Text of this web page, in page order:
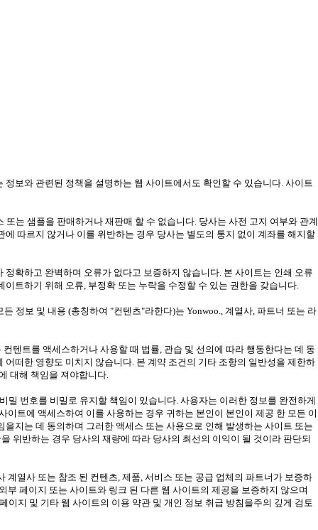
보와 관련된 정책을 설명하는 웹 사이트에서도 확인할 수 있습니다. 사이트
는 샘플을 판매하거나 재판매 할 수 없습니다. 당사는 사전 고지 여부와 관계
따르지 않거나 이를 위반하는 경우 당사는 별도의 통지 없이 계좌를 해지할
확하고 완벽하며 오류가 없다고 보증하지 않습니다. 본 사이트는 인쇄 오류
트하기 위해 오류, 부정확 또는 누락을 수정할 수 있는 권한을 갖습니다.
정보 및 내용 (총칭하여 "컨텐츠"라한다)는 Yonwoo., 계열사, 파트너 또는 라
텐트를 액세스하거나 사용할 때 법률, 관습 및 선의에 따라 행동한다는 데 동
떠한 영향도 미치지 않습니다. 본 계약 조건의 기타 조항의 일반성을 제한하
대해 책임을 져야합니다.
번호를 비밀로 유지할 책임이 있습니다. 사용자는 이러한 정보를 완전하게
트에 액세스하여 이를 사용하는 경우 귀하는 본인이 본인이 제공 한 모든 이
지는 데 동의하며 그러한 액세스 또는 사용으로 인해 발생하는 사이트 또는
위반하는 경우 당사의 재량에 따라 당사의 최선의 이익이 될 것이라 판단되
열사 또는 참조 된 컨텐츠, 제품, 서비스 또는 공급 업체의 파트너가 보증하
페이지 또는 사이트와 링크 된 다른 웹 사이트의 제공을 보증하지 않으며
지 및 기타 웹 사이트의 이용 약관 및 개인 정보 취급 방침을주의 깊게 검토